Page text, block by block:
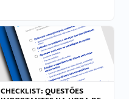
CHECKLIST: QUESTÕES